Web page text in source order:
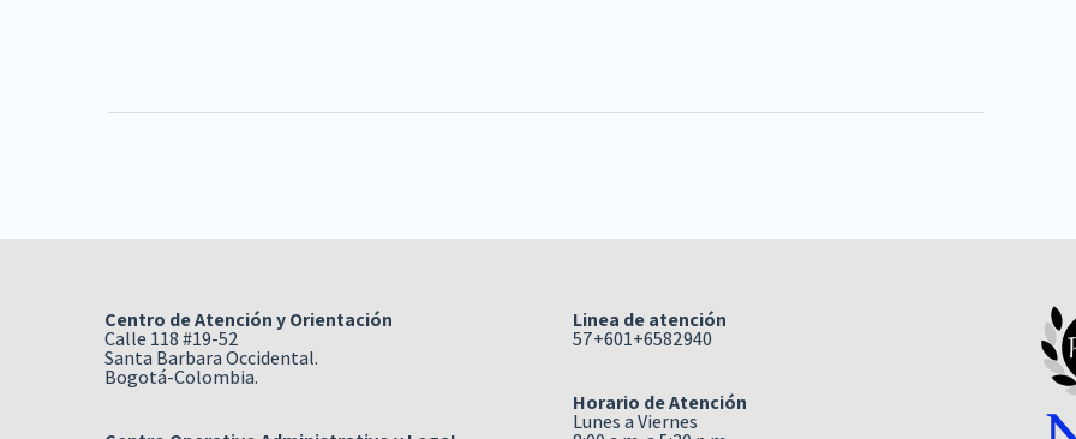
Centro de Atención y Orientación
Calle 118 #19-52
Santa Barbara Occidental.
Bogotá-Colombia.
Linea de atención
57+601+6582940
Horario de Atención
Lunes a Viernes